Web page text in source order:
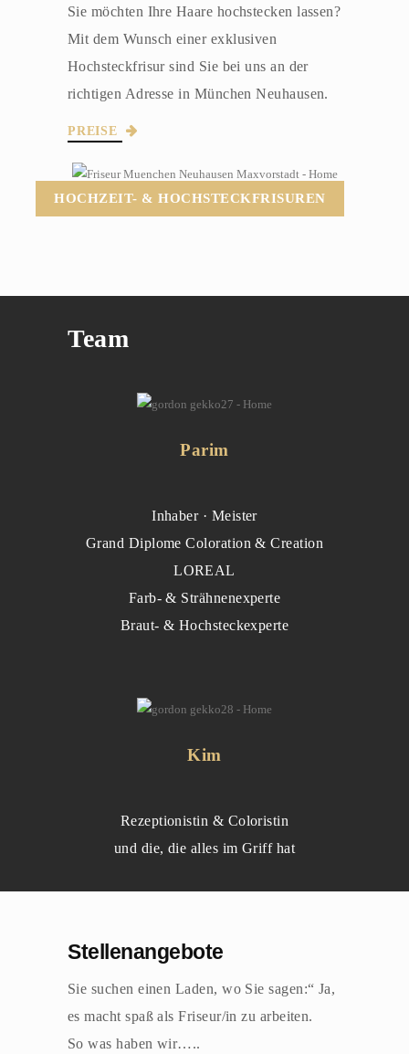
Sie möchten Ihre Haare hochstecken lassen?
Mit dem Wunsch einer exklusiven
Hochsteckfrisur sind Sie bei uns an der
richtigen Adresse in München Neuhausen.
PREISE
HOCHZEIT- & HOCHSTECKFRISUREN
Team
Parim
Inhaber · Meister
Grand Diplome Coloration & Creation
LOREAL
Farb- & Strähnenexperte
Braut- & Hochsteckexperte
Kim
Rezeptionistin & Coloristin
und die, die alles im Griff hat
Stellenangebote
Sie suchen einen Laden, wo Sie sagen:“ Ja,
es macht spaß als Friseur/in zu arbeiten.
So was haben wir…..